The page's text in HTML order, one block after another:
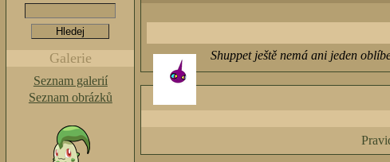
Shuppet ještě nemá ani jeden
Galerie
Seznam galerií
Seznam obrázků